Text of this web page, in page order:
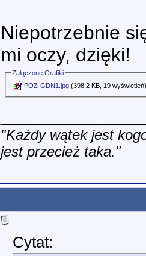
Niepotrzebnie
mi oczy, dzięki!
Załączone Grafiki
POZ-GDN1.jpg (398.2 KB, 19
"Każdy wątek jest
jest przecież taka."
Cytat: